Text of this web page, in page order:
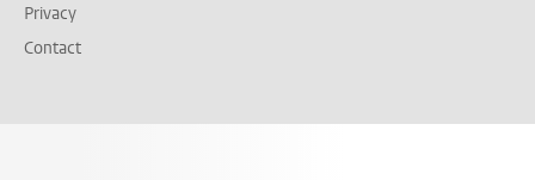
Privacy
Contact